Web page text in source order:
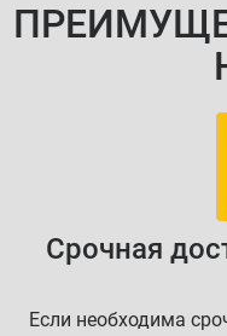
Срочная
Если необходима